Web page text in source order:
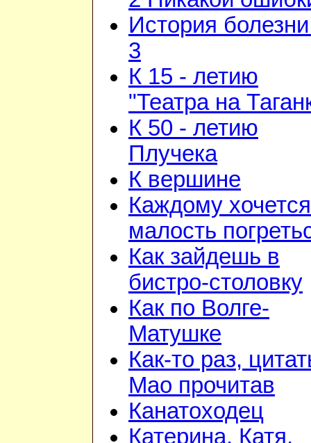
История
3
К 15 - летию
"Театра на
К 50 - летию
Плучека
К вершине
Каждому хочется
малость
Как зайдешь в
бистро-столовку
Как по Волге-
Матушке
Как-то раз,
Мао прочитав
Канатоходец
Катерина, Катя,